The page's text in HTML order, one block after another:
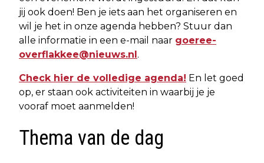
jij ook doen! Ben je iets aan het organiseren en
wil je het in onze agenda hebben? Stuur dan
alle informatie in een e-mail naar goeree-
overflakkee@nieuws.nl.
Check hier de volledige agenda! En let goed
op, er staan ook activiteiten in waarbij je je
vooraf moet aanmelden!
Thema van de dag